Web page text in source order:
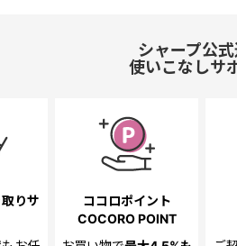
シャープ公
使いこなしサ
りサ
ココロポイント
COCORO POINT